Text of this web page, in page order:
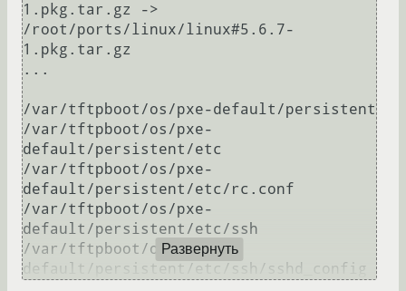
1.pkg.tar.gz ->
/root/ports/linux/linux#5.6.7-
1.pkg.tar.gz
...
/var/tftpboot/os/pxe-default/persistent
/var/tftpboot/os/pxe-
default/persistent/etc
/var/tftpboot/os/pxe-
default/persistent/etc/rc.conf
/var/tftpboot/os/pxe-
default/persistent/etc/ssh
/var/tftpboot/os/pxe-
default/persistent/etc/ssh/sshd_config
Развернуть